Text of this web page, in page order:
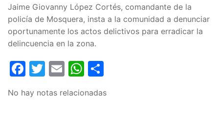
Jaime Giovanny López Cortés, comandante de la
policía de Mosquera, insta a la comunidad a denunciar
oportunamente los actos delictivos para erradicar la
delincuencia en la zona.
Facebook
Twitter
EmailWhatsApp
No hay notas relacionadas